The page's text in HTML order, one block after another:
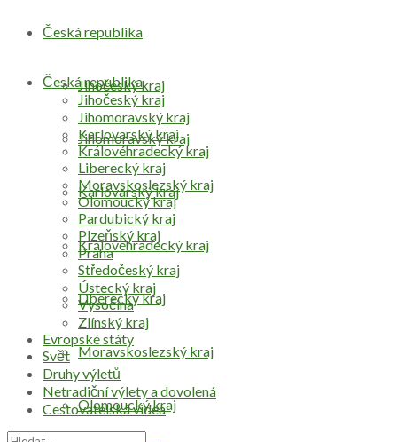
Česká republika
Jihočeský kraj
Jihomoravský kraj
Karlovarský kraj
Královéhradecký kraj
Liberecký kraj
Moravskoslezský kraj
Olomoucký kraj
Česká republika
Jihočeský kraj
Jihomoravský kraj
Karlovarský kraj
Královéhradecký kraj
Liberecký kraj
Moravskoslezský kraj
Olomoucký kraj
Pardubický kraj
Plzeňský kraj
Praha
Středočeský kraj
Ústecký kraj
Vysočina
Zlínský kraj
Evropské státy
Svět
Druhy výletů
Netradiční výlety a dovolená
Cestovatelská videa